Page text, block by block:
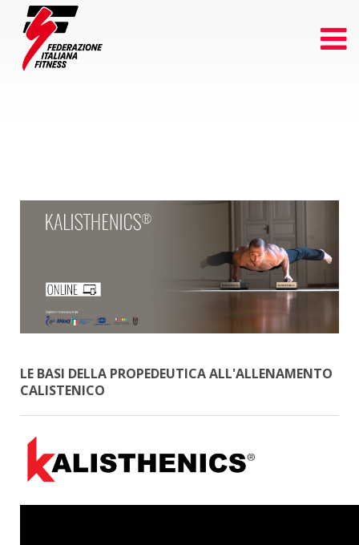
LE BASI DELLA PROPEDEUTICA ALL'ALLENAMENTO
CALISTENICO